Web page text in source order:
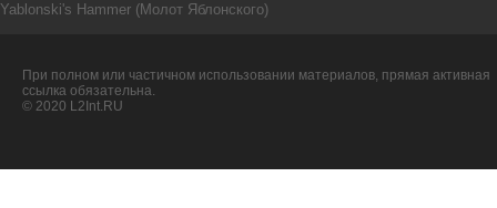
Yablonski's Hammer (Молот Яблонского)
При полном или частичном использовании материалов, прямая активная
ссылка обязательна.
© 2020 L2Int.RU